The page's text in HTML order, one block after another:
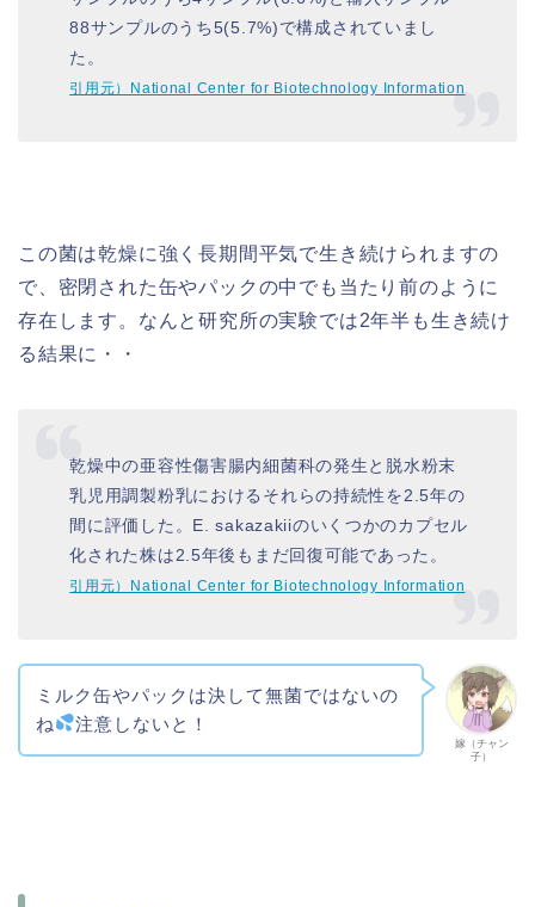
88サンプルのうち5(5.7%)で構成されていまし
た。
引用元）National Center for Biotechnology Information
この菌は乾燥に強く長期間平気で生き続けられますの
で、密閉された缶やパックの中でも当たり前のように
存在します。なんと研究所の実験では2年半も生き続け
る結果に・・
乾燥中の亜容性傷害腸内細菌科の発生と脱水粉末
乳児用調製粉乳におけるそれらの持続性を2.5年の
間に評価した。E. sakazakiiのいくつかのカプセル
化された株は2.5年後もまだ回復可能であった。
引用元）National Center for Biotechnology Information
嫁（チャン
子）
ミルク缶やパックは決して無菌ではないの
ね
注意しないと！